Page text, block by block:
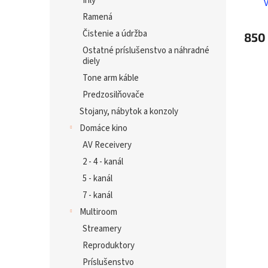
Ramená
Čistenie a údržba
Ostatné príslušenstvo a náhradné
diely
Tone arm káble
Predzosilňovače
Stojany, nábytok a konzoly
Domáce kino
AV Receivery
2 - 4 - kanál
5 - kanál
7 - kanál
Multiroom
Streamery
Reproduktory
Príslušenstvo
850